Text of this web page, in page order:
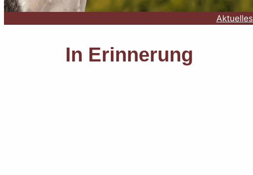
Aktuelles
In Erinnerung